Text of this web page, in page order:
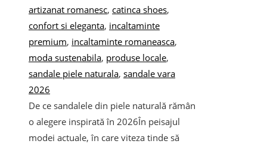
artizanat romanesc, catinca shoes,
confort si eleganta, incaltaminte
premium, incaltaminte romaneasca,
moda sustenabila, produse locale,
sandale piele naturala, sandale vara
2026
De ce sandalele din piele naturală rămân
o alegere inspirată în 2026În peisajul
modei actuale, în care viteza tinde să